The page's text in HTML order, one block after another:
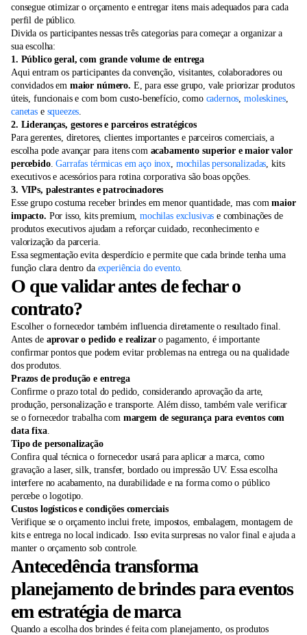
consegue otimizar o orçamento e entregar itens mais adequados para cada
perfil de público.
Divida os participantes nessas três categorias para começar a organizar a
sua escolha:
1. Público geral, com grande volume de entrega
Aqui entram os participantes da convenção, visitantes, colaboradores ou
convidados em maior número. E, para esse grupo, vale priorizar produtos
úteis, funcionais e com bom custo-benefício, como cadernos ,moleskines,
canetase squeezes
2. Lideranças, gestores e parceiros estratégicos
Para gerentes, diretores, clientes importantes e parceiros comerciais, a
escolha pode avançar para itens com acabamento superior e maior valor
percebido.Garrafas térmicas em aço inox mochilas personalizadas , kits
executivos e acessórios para rotina corporativa são boas opções.
3. VIPs, palestrantes e patrocinadores
Esse grupo costuma receber brindes em menor quantidade, mas commaior
impacto. Por isso, kits premium,mochilas exclusivas e combinações de
produtos executivos ajudam a reforçar cuidado, reconhecimento e
valorização da parceria.
Essa segmentação evita desperdício e permite que cada brinde tenha uma
função clara dentro da experiência do evento.
O que validar antes de fechar o
contrato?
Escolher o fornecedor também influencia diretamente o resultado final.
Antes de aprovar o pedido e realizaro pagamento, é importante
confirmar pontos que podem evitar problemas na entrega ou na qualidade
dos produtos.
Prazos de produção e entrega
Confirme o prazo total do pedido, considerando aprovação da arte,
produção, personalização e transporte. Além disso, também vale verificar
se o fornecedor trabalha com margem de segurança para eventos com
data fixa.
Tipo de personalização
Confira qual técnica o fornecedor usará para aplicar a marca, como
gravação a laser, silk, transfer, bordado ou impressão UV. Essa escolha
interfere no acabamento, na durabilidade e na forma como o público
percebe o logotipo.
Custos logísticos e condições comerciais
Verifique se o orçamento inclui frete, impostos, embalagem, montagem de
kits e entrega no local indicado. Isso evita surpresas no valor final e ajuda a
manter o orçamento sob controle.
Antecedência transforma
planejamento de brindes para eventos
em estratégia de marca
Quando a escolha dos brindes é feita com planejamento, os produtos